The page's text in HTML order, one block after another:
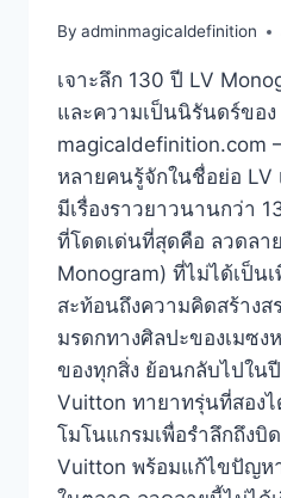
By adminmagicaldefinition
เจาะลึก 130 ปี LV
และความเป็นนิรันดร์ขอ
magicaldefinition.com
หลายคนรู้จักในชื่อย่อ
มีเรื่องราวยาวนานกว่า
ที่โดดเด่นที่สุดคือ ลวดลา
Monogram) ที่ไม่ได้เป็น
สะท้อนถึงความคิดสร้าง
มรดกทางศิลปะของเมซง
ของทุกสิ่ง ย้อนกลับไปใน
Vuitton ทายาทรุ่นที่สอง
โมโนแกรมเพื่อรำลึกถึงบิ
Vuitton พร้อมแก้ไขปัญห